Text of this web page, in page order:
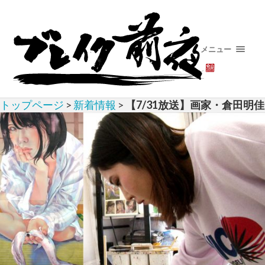
メニュー
トップページ > 新着情報 > 【7/31放送】画家・倉田明佳